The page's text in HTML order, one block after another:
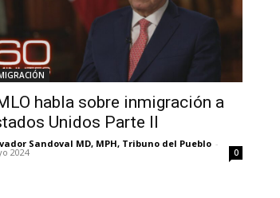
habla sobre inmigración a
Unidos Parte II
Sandoval MD, MPH, Tribuno del Pueblo -
2024 0